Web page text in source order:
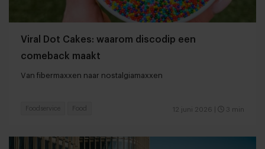
Viral Dot Cakes: waarom discodip een
comeback maakt
Van fibermaxxen naar nostalgiamaxxen
12 juni 2026 3 min
Foodservice Food